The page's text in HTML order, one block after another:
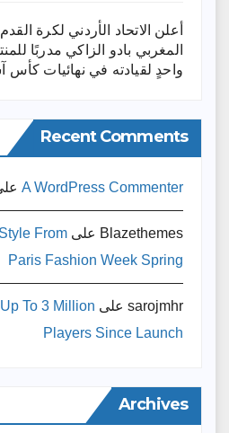
أعلن الاتحاد الأردني لكرة
المغربي بادو الزاكي مدربًا
واحدٍ لقيادته ​في نهائيات كأس
Recent Comments
A WordPress Commenter
Blazethemes على From
Paris Fashion Week Spring
sarojmhr على To 3 Million
Players Since Launch
Archives